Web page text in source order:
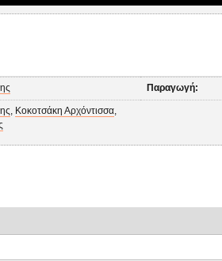
Παραγωγή:
Κοκοτσάκη Αρχόντισσα,